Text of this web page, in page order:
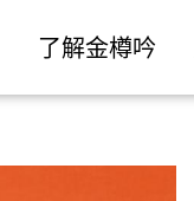
了解金樽吟